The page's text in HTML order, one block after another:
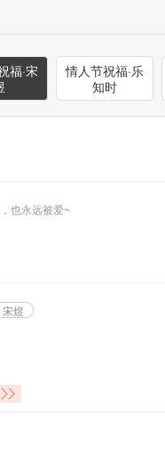
福·宋
情人节祝福·乐
知时
也永远被爱~
有钱
宋煜